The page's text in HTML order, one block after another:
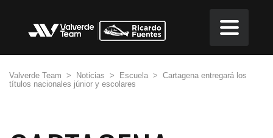
Valverde Team > Noticias > Escuela > Cartagena entregará los
títulos nacionales júnior y escolares